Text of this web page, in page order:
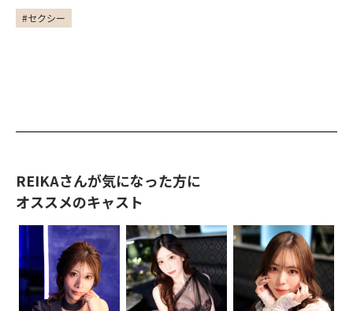
#セクシー
REIKAさんが気になった方に
オススメのキャスト